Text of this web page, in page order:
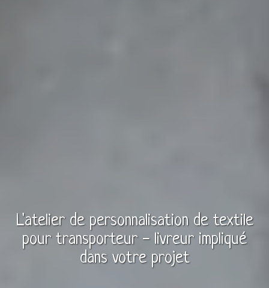
L'atelier de personnalisation de textile
pour transporteur - livreurimpliqué
dans votre projet